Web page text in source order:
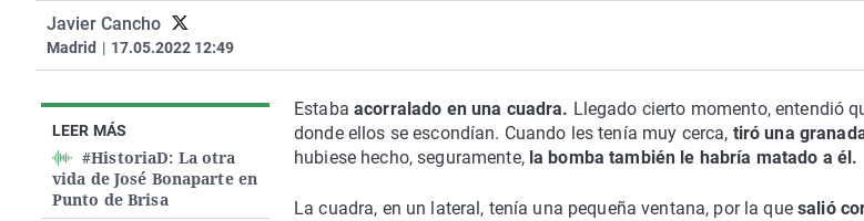
Javier Cancho
Madrid | 17.05.2022 12:49
LEER MÁS
#HistoriaD: La otra
vida de José Bonaparte en
Punto de Brisa
Estaba acorralado en una cuadra. Llegado cierto momento, entendió
donde ellos se escondían. Cuando les tenía muy cerca, tiró una
hubiese hecho, seguramente, la bomba también le habría matado a él.
La cuadra, en un lateral, tenía una pequeña ventana, por la que salió